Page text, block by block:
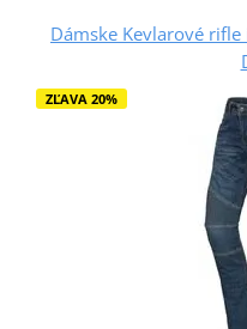
Dámske Kevlarové rifle
ZĽAVA 20%